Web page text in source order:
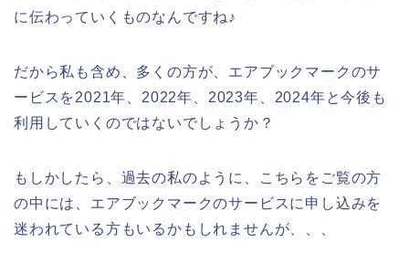
に伝わっていくものなんですね♪
だから私も含め、多くの方が、エアブックマークのサ
ービスを2021年、2022年、2023年、2024年と今後も
利用していくのではないでしょうか？
もしかしたら、過去の私のように、こちらをご覧の方
の中には、エアブックマークのサービスに申し込みを
迷われている方もいるかもしれませんが、、、